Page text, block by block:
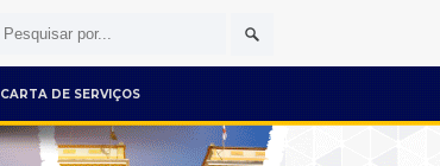
CARTA DE SERVIÇOS